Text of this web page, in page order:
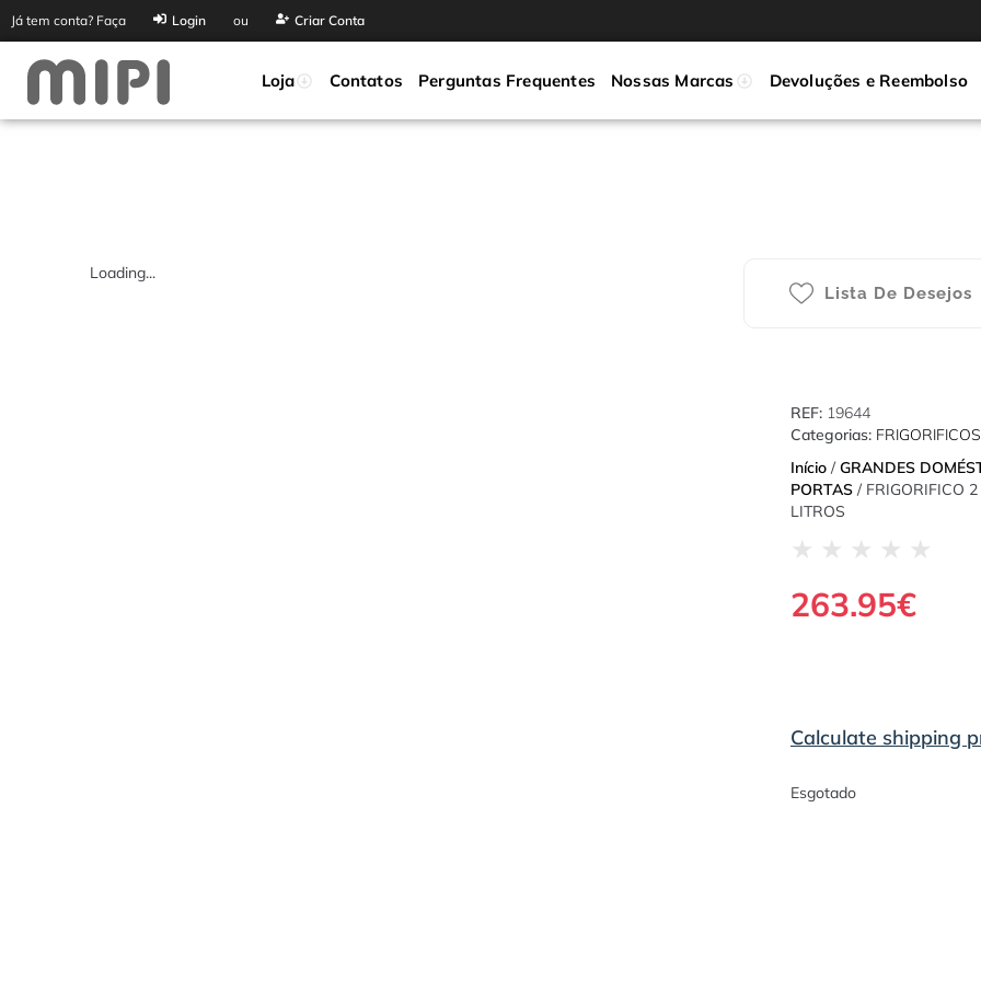
Já tem conta? Faça Login ou Criar Conta
Loja Contatos Perguntas Frequentes Nossas Marcas Devoluções e Reembolso
Loading...
Lista De Desejos
REF: 19644
Categorias:
Início / GRANDES
PORTAS / FRIGORIFICO
LITROS
★ ★ ★ ★ ★
263.95€
Calculate shipping
Esgotado